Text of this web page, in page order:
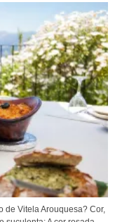
de Vitela Arouquesa? Cor,